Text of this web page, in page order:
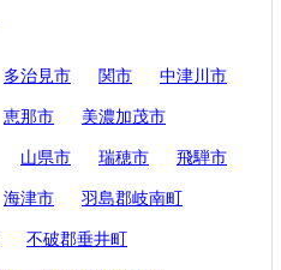
多治見市 関市 中津川市
恵那市 美濃加茂市
山県市 瑞穂市 飛騨市
海津市 羽島郡岐南町
不破郡垂井町